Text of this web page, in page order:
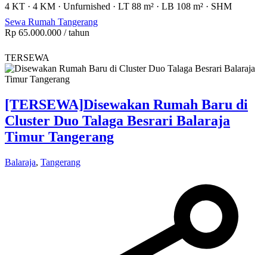
4 KT · 4 KM · Unfurnished · LT 88 m² · LB 108 m² · SHM
Sewa Rumah Tangerang
Rp 65.000.000 / tahun
TERSEWA
[TERSEWA]Disewakan Rumah Baru di
Cluster Duo Talaga Besrari Balaraja
Timur Tangerang
Balaraja, Tangerang